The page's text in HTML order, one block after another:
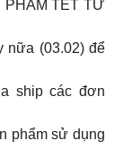
TẾT TỪ
nữa (03.02) để
ship các đơn
phẩm sử dụng